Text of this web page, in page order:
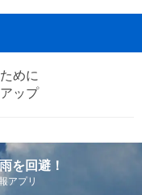
めに
ップ
を回避！
アプリ